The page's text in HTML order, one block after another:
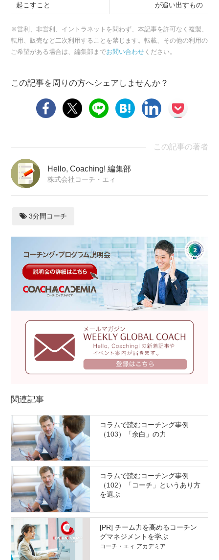
起こすこと
が追い出すもの
※営利、非営利、イントラネットを問わず、本記事を許可なく複製、
転用、販売など二次利用することを禁じます。転載、その他の利用の
ご希望がある場合は、編集部までお問い合わせ ください。
この記事を周りの方へシェアしませんか？
この記事の著者
Hello, Coaching! 編集部
株式会社コーチ・エィ
3分間コーチ
関連記事
コラムで読むコーチング事例
（103）「余白」の力
コラムで読むコーチング事例
（102）「コーチ」というあり方
を選ぶ
[PR] チーム力を高めるコーチン
グマネジメントを学ぶ
コーチ・エィ アカデミア